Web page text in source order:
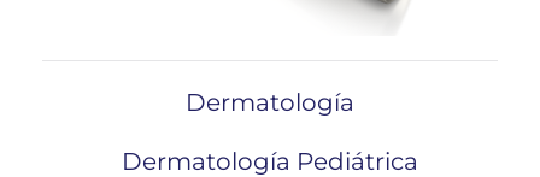
Dermatología
Dermatología Pediátrica